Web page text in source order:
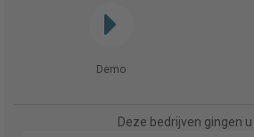
Demo
Deze bedrijven gingen u